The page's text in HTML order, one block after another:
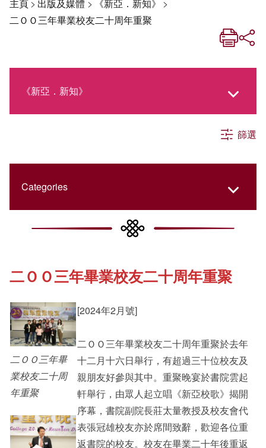
主頁> 出版及媒體 > 《新亞．新知》 >
二ＯＯ三年畢業校友二十周年重聚
《新亞．新知》
社交媒體專欄
《新亞簡訊》
《新亞書院概覽》
其他書院出版
新亞影集
影片庫
篩選
Categories
College Updates
Cultural Topics
Student Development
Staff Engagement
Alumni Connections
二ＯＯ三年畢業校友二十周年重聚
二ＯＯ三年畢
業校友二十周
年重聚
[2024年2月號]
二ＯＯ三年畢業校友二十周年重聚於去年
十二月十六日舉行，有超過三十位校友及
親朋友好參與其中。重聚晚宴於書院雲起
軒舉行，由眾人起立唱《新亞校歌》揭開
序幕，書院副院長莊太量教授及校友會代
表張冠雄校友亦於席間致辭，歡迎各位重
返書院的校友。校友在畢業二十年後重返